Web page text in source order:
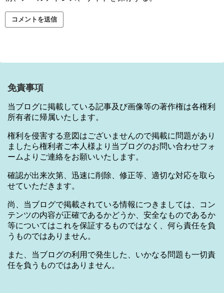
免責事項
当ブログに掲載している記事及び画像等の著作権は各権利
所有者に帰属いたします。
権利を侵害する意図はございませんので掲載に問題があり
ましたら権利者ご本人様より当ブログのお問い合わせフォ
ームよりご連絡をお願いいたします。
確認が出来次第、迅速に削除、修正等、適切な対応を取ら
せていただきます。
尚、当ブログで掲載されている情報につきましては、コン
テンツの内容が正確であるかどうか、安全なものであるか
等についてはこれを保証するものではなく、何ら責任を負
うものではありません。
また、当ブログの利用で発生した、いかなる問題も一切責
任を負うものではありません。